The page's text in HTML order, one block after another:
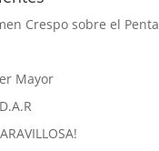
Crespo sobre el Penta
Mayor